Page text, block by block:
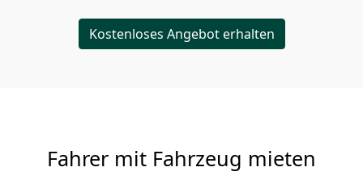
Kostenloses Angebot erhalten
Fahrer mit Fahrzeug mieten